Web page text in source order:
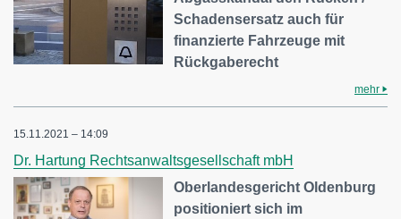
Schadensersatz auch für
finanzierte Fahrzeuge mit
Rückgaberecht
mehr
15.11.2021 – 14:09
Dr. Hartung Rechtsanwaltsgesellschaft mbH
Oberlandesgericht Oldenburg
positioniert sich im